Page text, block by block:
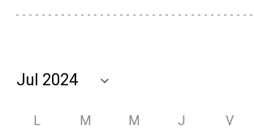
L M M J V